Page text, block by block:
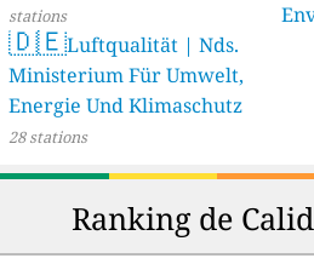
stations
🇩🇪Luftqualität | Nds.
Ministerium Für Umwelt,
Energie Und Klimaschutz
28 stations
Ranking de